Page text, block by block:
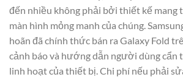
đến nhiều không phải bởi thiết kế mang
màn hình mỏng manh của chúng.
hoãn đã chính thức bán ra Galaxy Fold
cảnh báo và hướng dẫn người dùng cẩn
linh hoạt của thiết bị. Chi phí nếu phải